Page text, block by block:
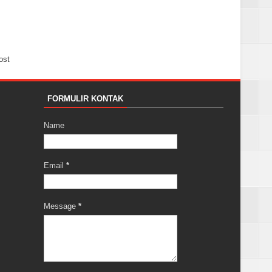
FORMULIR KONTAK
Name
Email *
Message *